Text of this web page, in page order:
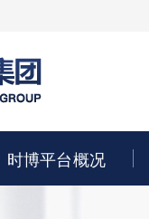
时博平台概况